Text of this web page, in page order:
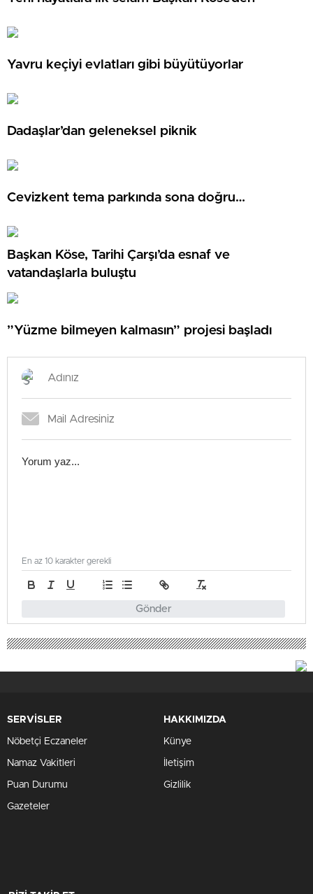
Yavru keçiyi evlatları gibi büyütüyorlar
Dadaşlar’dan geleneksel piknik
Cevizkent tema parkında sona doğru…
Başkan Köse, Tarihi Çarşı’da esnaf ve
vatandaşlarla buluştu
”Yüzme bilmeyen kalmasın” projesi başladı
Gönder
En az 10 karakter gerekli
SERVİSLER
Nöbetçi Eczaneler
Namaz Vakitleri
Puan Durumu
Gazeteler
HAKKIMIZDA
Künye
İletişim
Gizlilik